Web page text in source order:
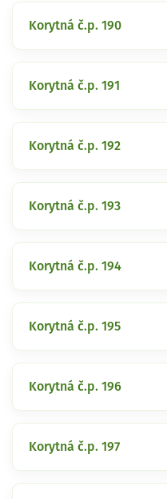
Korytná č.p. 190
Korytná č.p. 191
Korytná č.p. 192
Korytná č.p. 193
Korytná č.p. 194
Korytná č.p. 195
Korytná č.p. 196
Korytná č.p. 197